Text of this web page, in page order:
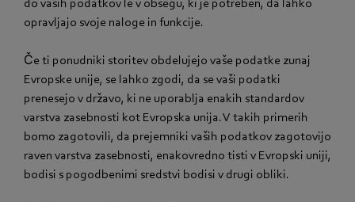
opravljajo svoje naloge in funkcije.
Če ti ponudniki storitev obdelujejo vaše podatke zunaj
Evropske unije, se lahko zgodi, da se vaši podatki
prenesejo v državo, ki ne uporablja enakih standardov
varstva zasebnosti kot Evropska unija. V takih primerih
bomo zagotovili, da prejemniki vaših podatkov zagotovijo
raven varstva zasebnosti, enakovredno tisti v Evropski uniji,
bodisi s pogodbenimi sredstvi bodisi v drugi obliki.